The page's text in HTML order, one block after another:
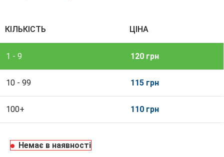
КІЛЬКІСТЬ ЦІНА
1 - 9 120 грн
10 - 99 115 грн
100+ 110 грн
Немає в наявності